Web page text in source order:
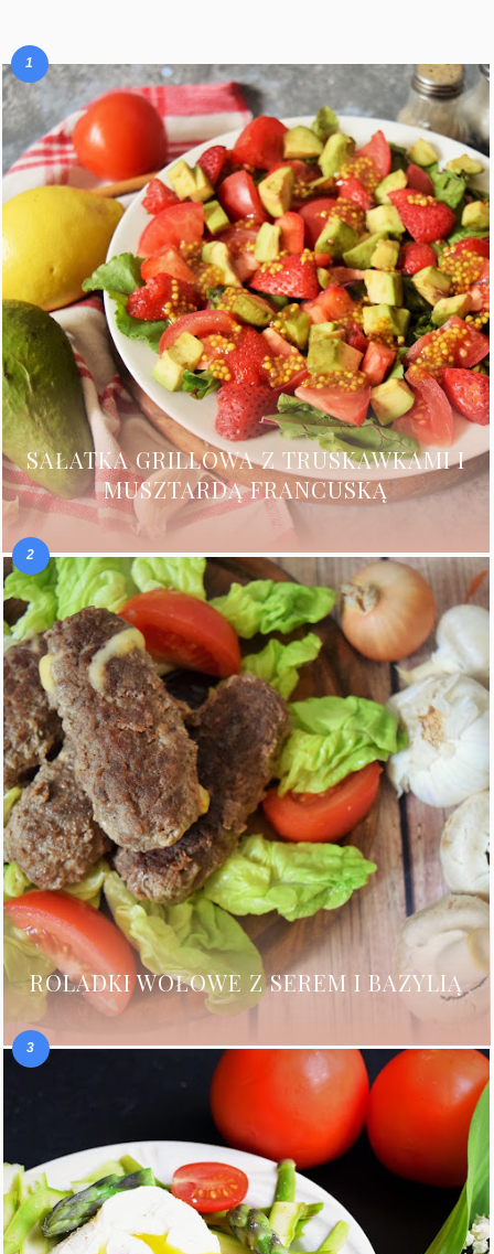
SAŁATKA GRILLOWA Z TRUSKAWKAMI I
MUSZTARDĄ FRANCUSKĄ
ROLADKI WOŁOWE Z SEREM I BAZYLIĄ